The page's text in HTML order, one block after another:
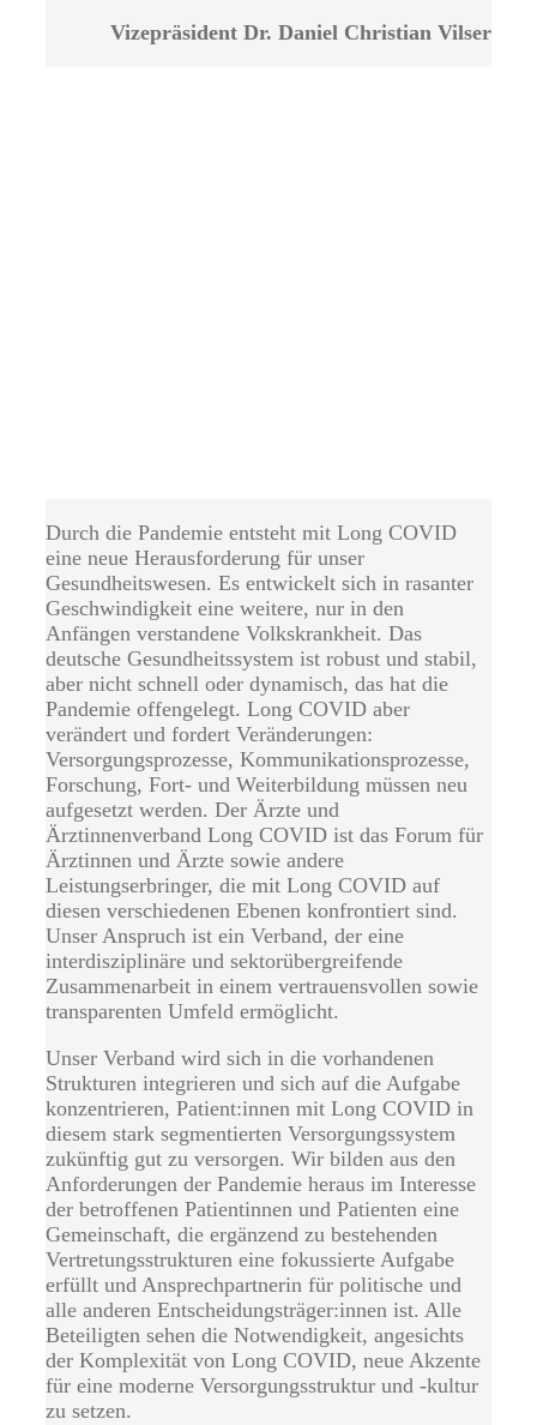
Vizepräsident Dr. Daniel Christian Vilser
Durch die Pandemie entsteht mit Long COVID
eine neue Herausforderung für unser
Gesundheitswesen. Es entwickelt sich in rasanter
Geschwindigkeit eine weitere, nur in den
Anfängen verstandene Volkskrankheit. Das
deutsche Gesundheitssystem ist robust und stabil,
aber nicht schnell oder dynamisch, das hat die
Pandemie offengelegt. Long COVID aber
verändert und fordert Veränderungen:
Versorgungsprozesse, Kommunikationsprozesse,
Forschung, Fort- und Weiterbildung müssen neu
aufgesetzt werden. Der Ärzte und
Ärztinnenverband Long COVID ist das Forum für
Ärztinnen und Ärzte sowie andere
Leistungserbringer, die mit Long COVID auf
diesen verschiedenen Ebenen konfrontiert sind.
Unser Anspruch ist ein Verband, der eine
interdisziplinäre und sektorübergreifende
Zusammenarbeit in einem vertrauensvollen sowie
transparenten Umfeld ermöglicht.
Unser Verband wird sich in die vorhandenen
Strukturen integrieren und sich auf die Aufgabe
konzentrieren, Patient:innen mit Long COVID in
diesem stark segmentierten Versorgungssystem
zukünftig gut zu versorgen. Wir bilden aus den
Anforderungen der Pandemie heraus im Interesse
der betroffenen Patientinnen und Patienten eine
Gemeinschaft, die ergänzend zu bestehenden
Vertretungsstrukturen eine fokussierte Aufgabe
erfüllt und Ansprechpartnerin für politische und
alle anderen Entscheidungsträger:innen ist. Alle
Beteiligten sehen die Notwendigkeit, angesichts
der Komplexität von Long COVID, neue Akzente
für eine moderne Versorgungsstruktur und -kultur
zu setzen.